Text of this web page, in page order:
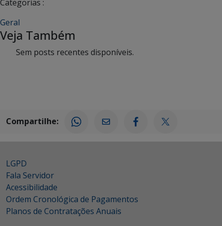
Categorias :
Geral
Veja Também
Sem posts recentes disponíveis.
Compartilhe:
LGPD
Fala Servidor
Acessibilidade
Ordem Cronológica de Pagamentos
Planos de Contratações Anuais